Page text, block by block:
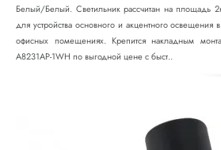
Белый/Белый. Светильник рассчитан на площадь
для устройства основного и акцентного освещения
офисных помещениях. Крепится накладным
A8231AP-1WH по выгодной цене с быст..